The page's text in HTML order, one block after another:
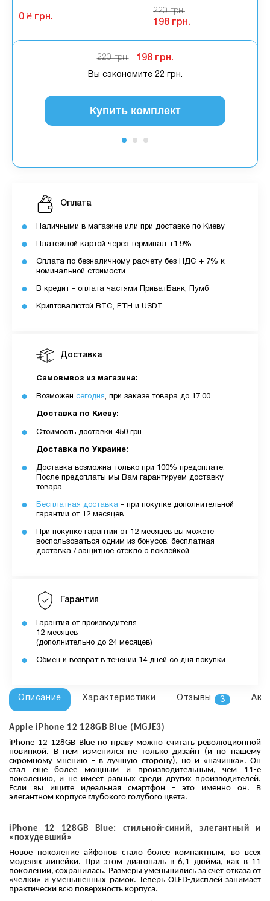
Доставка
Самовывоз из магазина:
Возможен сегодня, при заказе товара до 17.00
Доставка по Киеву:
Стоимость доставки 450 грн
Доставка по Украине:
Доставка возможна только при 100% предоплате.
После предоплаты мы Вам гарантируем доставку
товара.
Бесплатная доставка - при покупке дополнительной
гарантии от 12 месяцев.
При покупке гарантии от 12 месяцев вы можете
воспользоваться одним из бонусов: бесплатная
доставка / защитное стекло с поклейкой.
Гарантия
Гарантия от производителя
12 месяцев
(дополнительно до 24 месяцев)
Обмен и возврат в течении 14 дней со дня покупки
Оплата
Наличными в магазине или при доставке по Киеву
Платежной картой через терминал +1.9%
Оплата по безналичному расчету без НДС + 7% к
номинальной стоимости
В кредит - оплата частями ПриватБанк, Пумб
Криптовалютой BTC, ETH и USDT
0 ₴ грн.
220 грн.
198 грн.
220 грн. 198 грн.
Вы сэкономите 22 грн.
Купить комплект
Описание Характеристики Отзывы 3
Apple iPhone 12 128GB Blue (MGJE3)
iPhone 12 128GB Blue по праву можно считать революционной
новинкой. В нем изменился не только дизайн (и по нашему
скромному мнению – в лучшую сторону), но и «начинка». Он
стал еще более мощным и производительным, чем 11-е
поколению, и не имеет равных среди других производителей.
Если вы ищите идеальная смартфон – это именно он. В
элегантном корпусе глубокого голубого цвета.
iPhone 12 128GB Blue: стильной-синий, элегантный и
«похудевший»
Новое поколение айфонов стало более компактным, во всех
моделях линейки. При этом диагональ в 6,1 дюйма, как в 11
поколении, сохранилась. Размеры уменьшились за счет отказа от
«челки» и уменьшенных рамок. Теперь OLED-дисплей занимает
практически всю поверхность корпуса.